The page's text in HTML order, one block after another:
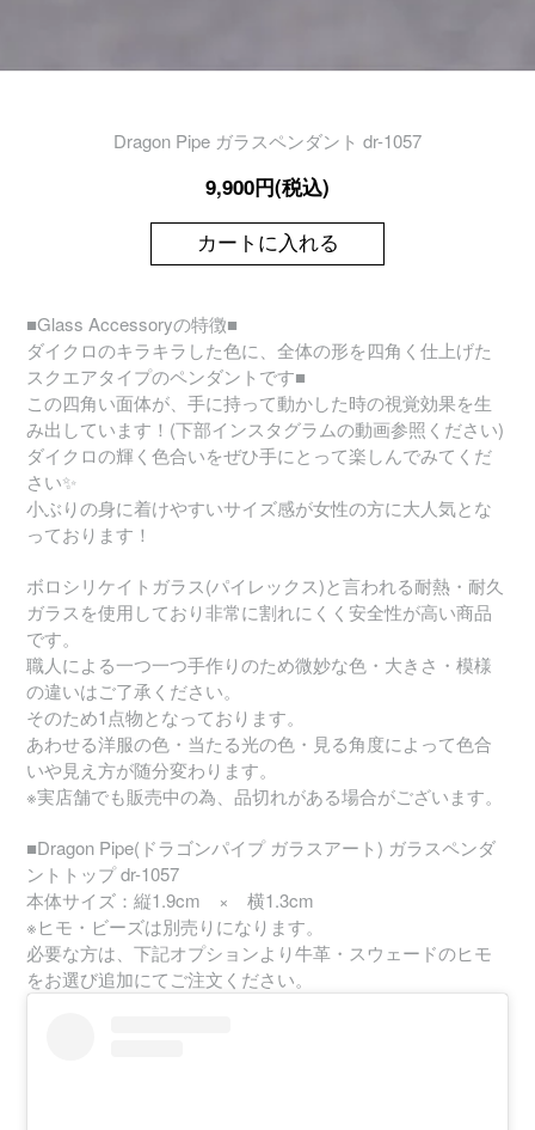
Dragon Pipe ガラスペンダント dr-1057
9,900円(税込)
カートに入れる
■Glass Accessoryの特徴■
ダイクロのキラキラした色に、全体の形を四角く仕上げた
スクエアタイプのペンダントです■
この四角い面体が、手に持って動かした時の視覚効果を生
み出しています！(下部インスタグラムの動画参照ください)
ダイクロの輝く色合いをぜひ手にとって楽しんでみてくだ
さい✨
小ぶりの身に着けやすいサイズ感が女性の方に大人気とな
っております！
ボロシリケイトガラス(パイレックス)と言われる耐熱・耐久
ガラスを使用しており非常に割れにくく安全性が高い商品
です。
職人による一つ一つ手作りのため微妙な色・大きさ・模様
の違いはご了承ください。
そのため1点物となっております。
あわせる洋服の色・当たる光の色・見る角度によって色合
いや見え方が随分変わります。
※実店舗でも販売中の為、品切れがある場合がございます。
■Dragon Pipe(ドラゴンパイプ ガラスアート) ガラスペンダ
ントトップ dr-1057
本体サイズ：縦1.9cm × 横1.3cm
※ヒモ・ビーズは別売りになります。
必要な方は、下記オプションより牛革・スウェードのヒモ
をお選び追加にてご注文ください。